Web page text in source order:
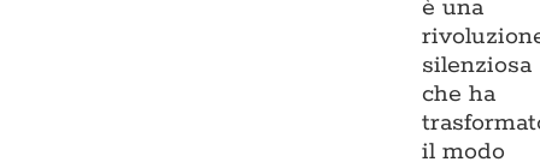
è una
silenziosa
che ha
il modo